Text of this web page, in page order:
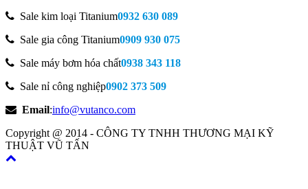
Sale kim loại Titanium0932 630 089
Sale gia công Titanium0909 930 075
Sale máy bơm hóa chất0938 343 118
Sale nỉ công nghiệp0902 373 509
Email:info@vutanco.com
Copyright @ 2014 - CÔNG TY TNHH THƯƠNG MẠI KỸ
THUẬT VŨ TẤN